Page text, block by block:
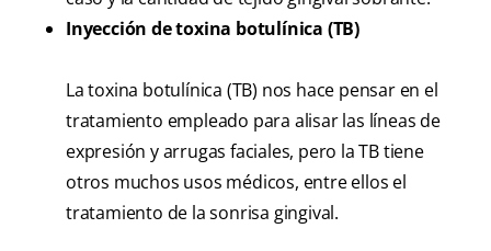
Inyección de toxina botulínica (TB)
La toxina botulínica (TB) nos hace pensar en el
tratamiento empleado para alisar las líneas de
expresión y arrugas faciales, pero la TB tiene
otros muchos usos médicos, entre ellos el
tratamiento de la sonrisa gingival.